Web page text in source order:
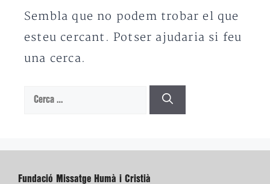
Sembla que no podem trobar el que
esteu cercant. Potser ajudaria si feu
una cerca.
Cerca:
Fundació Missatge Humà i Cristià